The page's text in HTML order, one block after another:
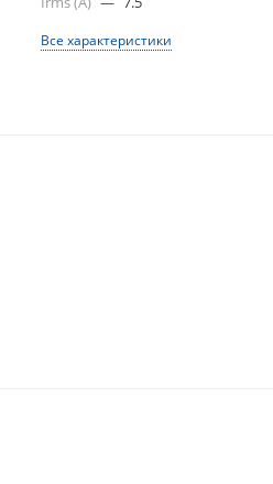
Все характеристики